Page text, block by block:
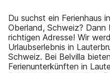
Du suchst ein Ferienhaus
Oberland, Schweiz?
richtigen Adresse! Wir
Urlaubserlebnis in
Schweiz. Bei Belvilla
Ferienunterkünften in